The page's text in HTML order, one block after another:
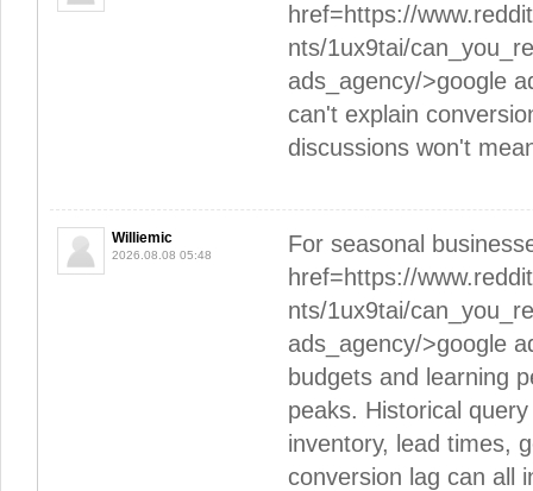
href=https://
nts/1ux9tai/
ads_agency/>google
can't explain
discussions won't
Williemic
2026.08.08 05:48
For seasonal
href=https://
nts/1ux9tai/
ads_agency/>google
budgets and learning
peaks. Historical
inventory, lead times,
conversion lag can all